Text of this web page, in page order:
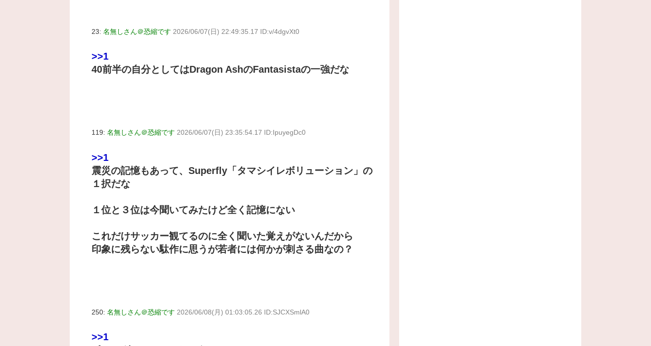
23: 名無しさん＠恐縮です 2026/06/07(日) 22:49:35.17 ID:v/4dgvXt0
>>1
40前半の自分としてはDragon AshのFantasistaの一強だな
119: 名無しさん＠恐縮です 2026/06/07(日) 23:35:54.17 ID:IpuyegDc0
>>1
震災の記憶もあって、Superfly「タマシイレボリューション」の
１択だな
１位と３位は今聞いてみたけど全く記憶にない
これだけサッカー観てるのに全く聞いた覚えがないんだから
印象に残らない駄作に思うが若者には何かが刺さる曲なの？
250: 名無しさん＠恐縮です 2026/06/08(月) 01:03:05.26 ID:SJCXSmlA0
>>1